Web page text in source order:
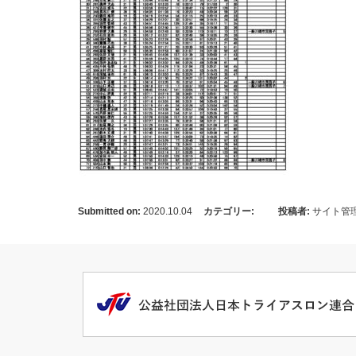
Submitted on: 2020.10.04 カテゴリー: 投稿者: サイト管